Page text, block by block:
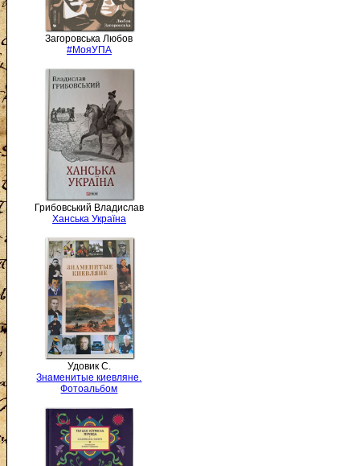
Загоровська Любов
#МояУПА
Грибовський Владислав
Ханська Україна
Удовик С.
Знаменитые киевляне.
Фотоальбом